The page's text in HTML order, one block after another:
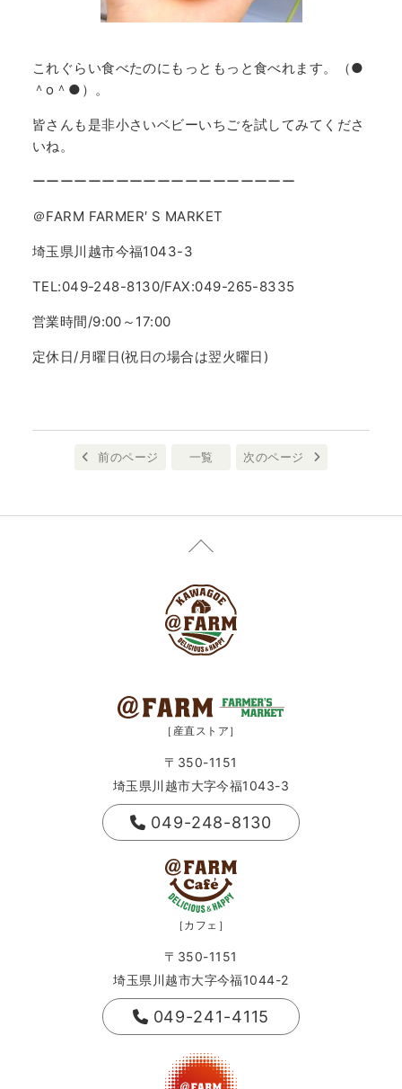
これぐらい食べたのにもっともっと食べれます。（●
＾o＾●）。
皆さんも是非小さいベビーいちごを試してみてくださ
いね。
ーーーーーーーーーーーーーーーーーーー
＠FARM FARMER′ S MARKET
埼玉県川越市今福1043-3
TEL:049-248-8130/FAX:049-265-8335
営業時間/9:00～17:00
定休日/月曜日(祝日の場合は翌火曜日)
前のページ 一覧 次のページ
［産直ストア］
〒350-1151
埼玉県川越市大字今福1043-3
049-248-8130
［カフェ］
〒350-1151
埼玉県川越市大字今福1044-2
049-241-4115